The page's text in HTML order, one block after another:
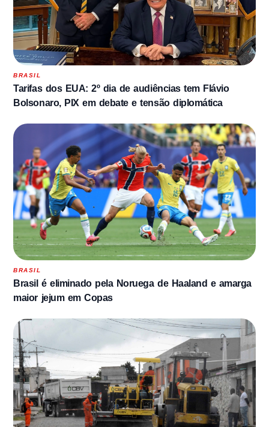
BRASIL
Tarifas dos EUA: 2º dia de audiências tem Flávio
Bolsonaro, PIX em debate e tensão diplomática
BRASIL
Brasil é eliminado pela Noruega de Haaland e amarga
maior jejum em Copas